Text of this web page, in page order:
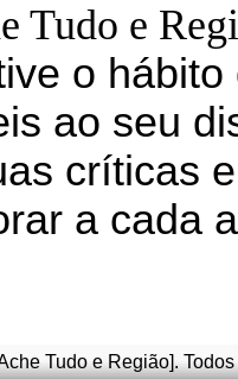
Tudo e
o
ao seu
críticas
a cada
Tudo e Região].